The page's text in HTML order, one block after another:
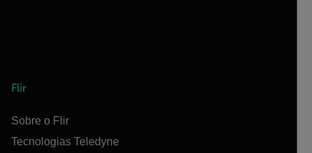
Flir
Sobre o Flir
Tecnologias Teledyne